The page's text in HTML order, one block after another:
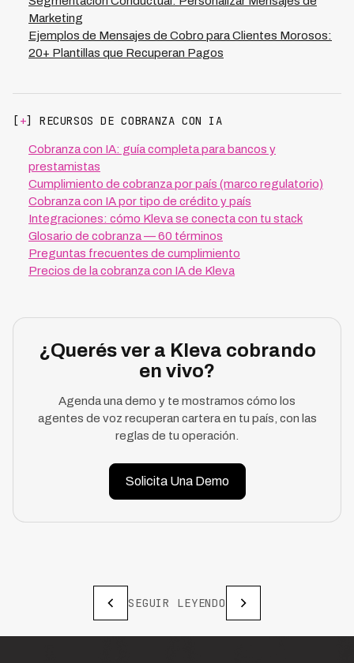
Marketing
Ejemplos de Mensajes de Cobro para Clientes Morosos:
20+ Plantillas que Recuperan Pagos
[+] RECURSOS DE COBRANZA CON IA
Cobranza con IA: guía completa para bancos y
prestamistas
Cumplimiento de cobranza por país (marco regulatorio)
Cobranza con IA por tipo de crédito y país
Integraciones: cómo Kleva se conecta con tu stack
Glosario de cobranza — 60 términos
Preguntas frecuentes de cumplimiento
Precios de la cobranza con IA de Kleva
¿Querés ver a Kleva cobrando
en vivo?
Agenda una demo y te mostramos cómo los
agentes de voz recuperan cartera en tu país, con las
reglas de tu operación.
Solicita Una Demo
SEGUIR LEYENDO